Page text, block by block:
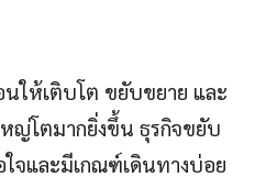
ให้เติบโต ขยับขยาย และ
ญ่โตมากยิ่งขึ้น ธุรกิจขยับ
จและมีเกณฑ์เดินทางบ่อย